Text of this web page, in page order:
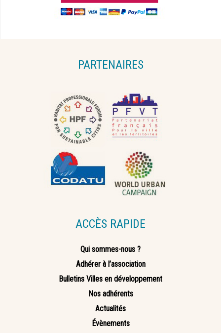
PARTENAIRES
ACCÈS RAPIDE
Qui sommes-nous ?
Adhérer à l’association
Bulletins Villes en développement
Nos adhérents
Actualités
Évènements